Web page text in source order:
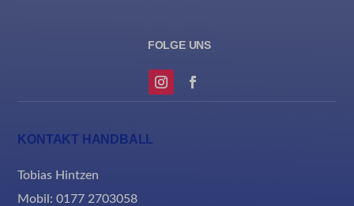
KONTAKT HANDBALL
Tobias Hintzen
Mobil: 0177 2703058